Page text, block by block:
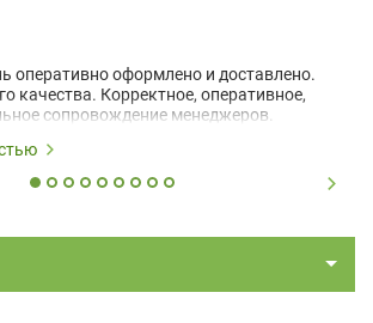
оперативно оформлено и доставлено.
качества. Корректное, оперативное,
сопровождение менеджеров.